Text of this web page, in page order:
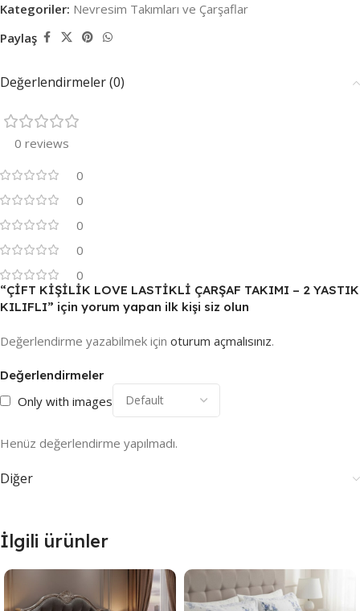
Kategoriler: Nevresim Takımları ve Çarşaflar
Paylaş
Değerlendirmeler (0)
0 reviews
0
0
0
0
0
Değerlendirmeler
Only with images
Henüz değerlendirme yapılmadı.
“ÇİFT KİŞİLİK LOVE LASTİKLİ ÇARŞAF TAKIMI – 2 YASTIK
KILIFLI” için yorum yapan ilk kişi siz olun
Değerlendirme yazabilmek için oturum açmalısınız.
Diğer
İlgili ürünler